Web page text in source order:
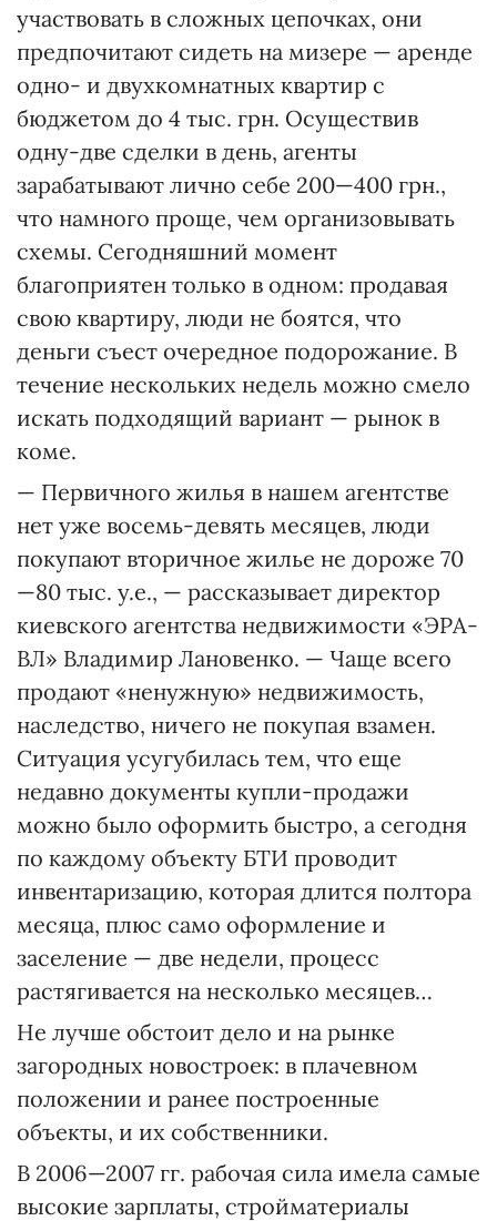
участвовать в сложных цепочках, они
предпочитают сидеть на мизере — аренде
одно- и двухкомнатных квартир с
бюджетом до 4 тыс. грн. Осуществив
одну-две сделки в день, агенты
зарабатывают лично себе 200—400 грн.,
что намного проще, чем организовывать
схемы. Сегодняшний момент
благоприятен только в одном: продавая
свою квартиру, люди не боятся, что
деньги съест очередное подорожание. В
течение нескольких недель можно смело
искать подходящий вариант — рынок в
коме.
— Первичного жилья в нашем агентстве
нет уже восемь-девять месяцев, люди
покупают вторичное жилье не дороже 70
—80 тыс. у.е., — рассказывает директор
киевского агентства недвижимости «ЭРА-
ВЛ» Владимир Лановенко. — Чаще всего
продают «ненужную» недвижимость,
наследство, ничего не покупая взамен.
Ситуация усугубилась тем, что еще
недавно документы купли-продажи
можно было оформить быстро, а сегодня
по каждому объекту БТИ проводит
инвентаризацию, которая длится полтора
месяца, плюс само оформление и
заселение — две недели, процесс
растягивается на несколько месяцев…
Не лучше обстоит дело и на рынке
загородных новостроек: в плачевном
положении и ранее построенные
объекты, и их собственники.
В 2006—2007 гг. рабочая сила имела самые
высокие зарплаты, стройматериалы